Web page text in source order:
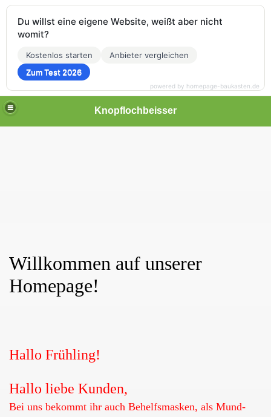
Knopflochbeisser
Willkommen auf unserer
Homepage!
Hallo Frühling!
Hallo liebe Kunden,
Bei uns bekommt ihr auch Behelfsmasken, als Mund-
Du willst eine eigene Website, weißt aber nicht
womit?
Kostenlos starten
Anbieter vergleichen
Zum Test 2026
powered by homepage-baukasten.de